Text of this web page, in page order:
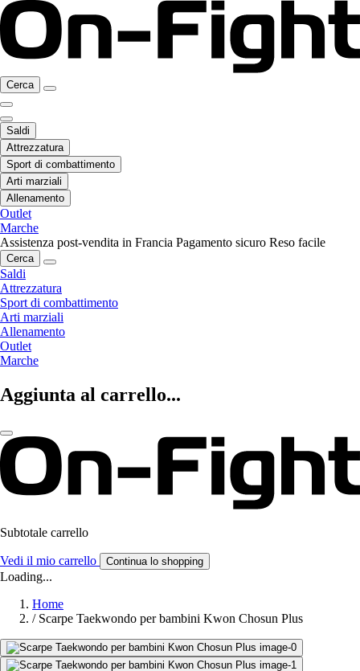
Cerca
Saldi
Attrezzatura
Sport di combattimento
Arti marziali
Allenamento
Outlet
Marche
Assistenza post-vendita in Francia Pagamento sicuro Reso facile
Cerca
Saldi
Attrezzatura
Sport di combattimento
Arti marziali
Allenamento
Outlet
Marche
Aggiunta al carrello...
Subtotale carrello
Vedi il mio carrello Continua lo shopping
Loading...
Home
/ Scarpe Taekwondo per bambini Kwon Chosun Plus